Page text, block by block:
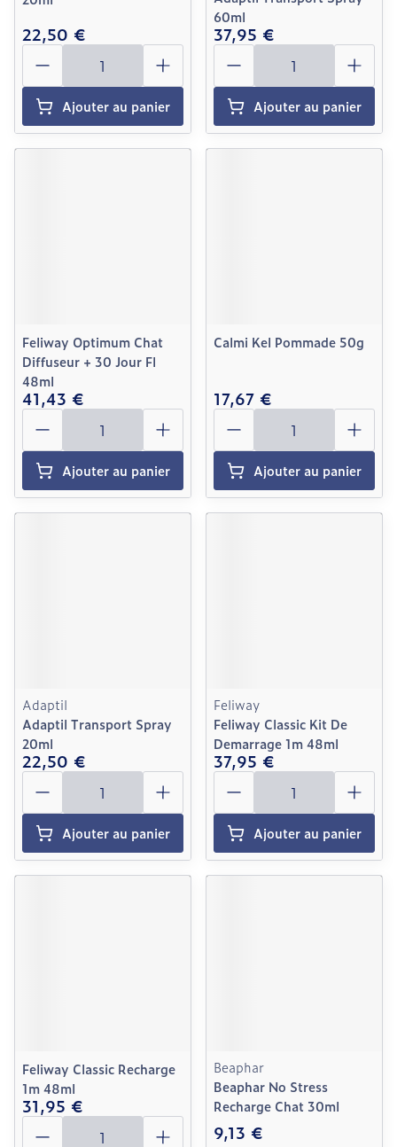
22,50 €
Quantité
Ajouter au panier
60ml
37,95 €
Quantité
Ajouter au panier
Feliway Optimum Chat
Diffuseur + 30 Jour Fl
48ml
41,43 €
Quantité
Ajouter au panier
Calmi Kel Pommade 50g
17,67 €
Quantité
Ajouter au panier
Adaptil
Adaptil Transport Spray
20ml
22,50 €
Quantité
Ajouter au panier
Feliway
Feliway Classic Kit De
Demarrage 1m 48ml
37,95 €
Quantité
Ajouter au panier
Feliway Classic Recharge
1m 48ml
31,95 €
Quantité
Beaphar
Beaphar No Stress
Recharge Chat 30ml
9,13 €